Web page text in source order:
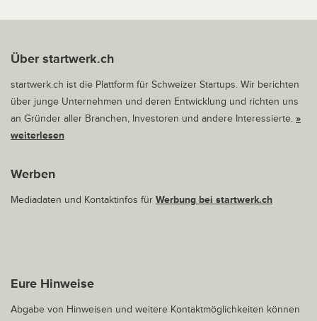
Über startwerk.ch
startwerk.ch ist die Plattform für Schweizer Startups. Wir berichten
über junge Unternehmen und deren Entwicklung und richten uns
an Gründer aller Branchen, Investoren und andere Interessierte. »
weiterlesen
Werben
Mediadaten und Kontaktinfos für Werbung bei startwerk.ch
Eure Hinweise
Abgabe von Hinweisen und weitere Kontaktmöglichkeiten können